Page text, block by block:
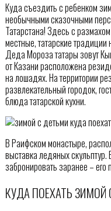
Куда съездить с ребенком
необычными сказочными
Татарстана! Здесь с
местные, татарские
Деда Мороза татары зовут
от Казани расположена
на лошадях. На территории
развлекательный городок,
блюда татарской кухни.
В Раифском монастыре,
выставка ледяных
забронировать заранее –
КУДА ПОЕХАТЬ ЗИМОЙ